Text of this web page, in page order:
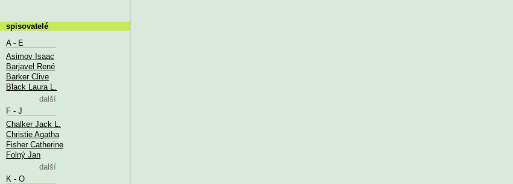
spisovatelé
A - E
Asimov Isaac
Barjavel René
Barker Clive
Black Laura L.
další
F - J
Chalker Jack L.
Christie Agatha
Fisher Catherine
Folný Jan
další
K - O